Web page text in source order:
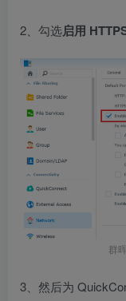
2、勾选启用
群
3、然后为